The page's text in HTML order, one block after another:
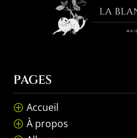
PAGES
P Accueil
P À propos